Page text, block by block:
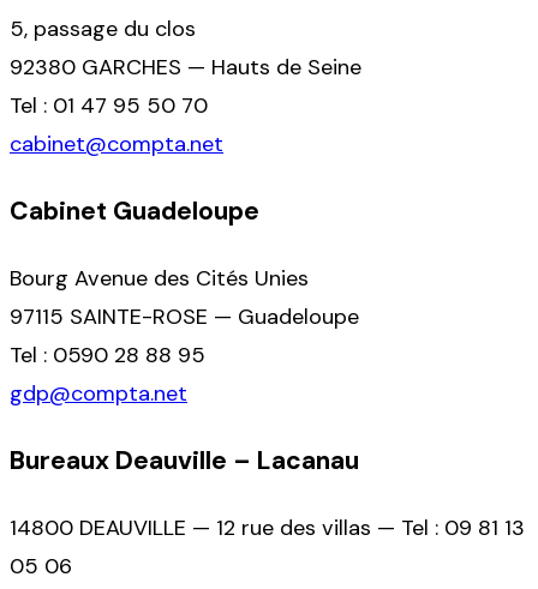
5, passage du clos
92380 GARCHES — Hauts de Seine
Tel : 01 47 95 50 70
cabinet@compta.net
Cabinet Guadeloupe
Bourg Avenue des Cités Unies
97115 SAINTE-ROSE — Guadeloupe
Tel : 0590 28 88 95
gdp@compta.net
Bureaux Deauville – Lacanau
14800 DEAUVILLE — 12 rue des villas — Tel : 09 81 13
05 06